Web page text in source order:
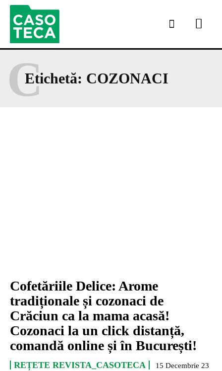
Etichetă: COZONACI
C
Cofetăriile Delice: Arome
tradiționale și cozonaci de
Crăciun ca la mama acasă!
Cozonaci la un click distanță,
comandă online și în București!
REȚETE REVISTA_CASOTECA 15 Decembrie 23